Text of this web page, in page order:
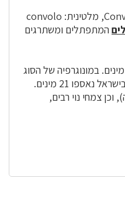
שמו המדעי של הסוג, Convolvulus, מלטינית: convolo
המתפתלים ומשתרגים
בסוג חבלבל נמנו בעבר כ-250 מינים. במונוגרפיה של הסוג
משנת 2015 אושרו 190 מינים. בישראל נאספו 21 מינים.
צמחי נוי רבים,